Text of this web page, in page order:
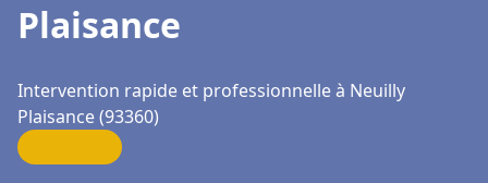
Plaisance
Intervention rapide et professionnelle à Neuilly
Plaisance (93360)